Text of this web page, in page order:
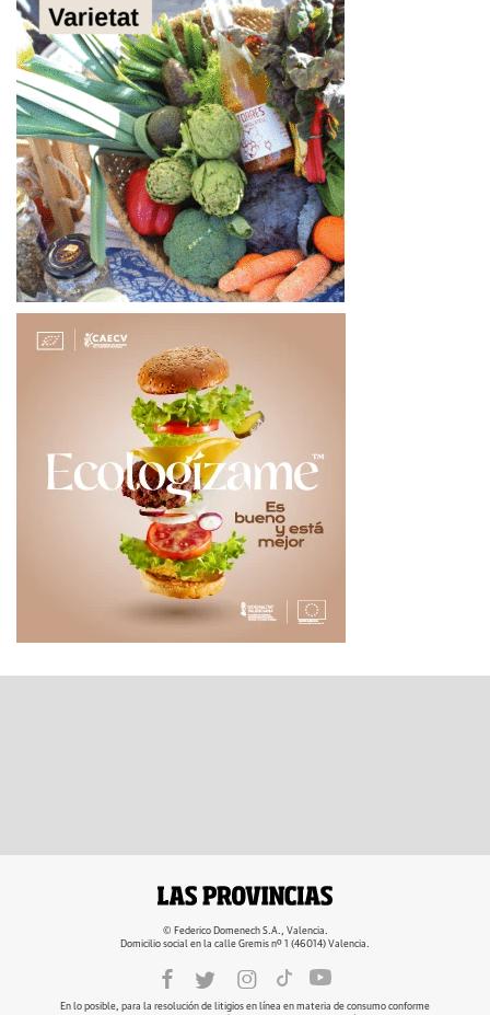
© Federico Domenech S.A., Valencia.
Domicilio social en la calle Gremis nº 1 (46014) Valencia.
En lo posible, para la resolución de litigios en línea en materia de consumo conforme